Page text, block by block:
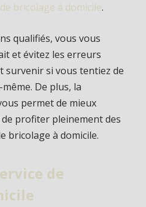
bricolage à domicile.
qualifiés, vous vous
et évitez les erreurs
si vous tentiez de
De plus, la
permet de mieux
profiter pleinement des
bricolage à domicile.
de